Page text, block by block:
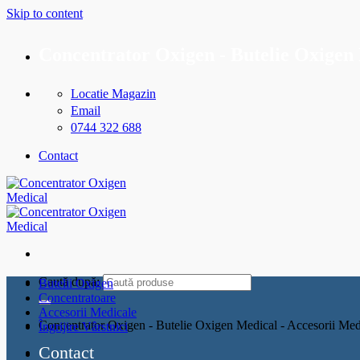
Skip to content
Locatie Magazin
Email
0744 322 688
Contact
Caută după:
Concentrator Oxigen - Butelie Oxigen Medical - Accesorii
Butelii Oxigen
Concentratoare
Accesorii Medicale
Îngrijire Vârstnici
Contact